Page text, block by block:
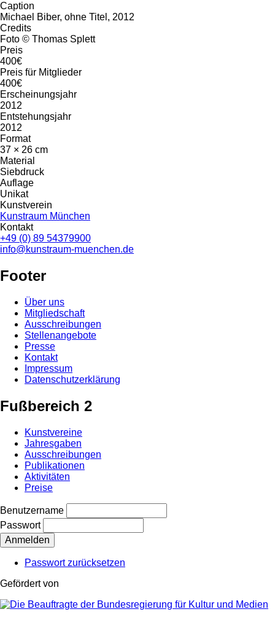
Caption
Michael Biber, ohne Titel, 2012
Credits
Foto © Thomas Splett
Preis
400€
Preis für Mitglieder
400€
Erscheinungsjahr
2012
Entstehungsjahr
2012
Format
37 × 26 cm
Material
Siebdruck
Auflage
Unikat
Kunstverein
Kunstraum München
Kontakt
+49 (0) 89 54379900
info@kunstraum-muenchen.de
Footer
Über uns
Mitgliedschaft
Ausschreibungen
Stellenangebote
Presse
Kontakt
Impressum
Datenschutzerklärung
Fußbereich 2
Kunstvereine
Jahresgaben
Ausschreibungen
Publikationen
Aktivitäten
Preise
Benutzername
Passwort
Passwort zurücksetzen
Gefördert von